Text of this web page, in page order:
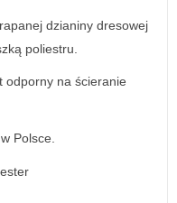
dzianiny dresowej
poliestru.
odporny na ścieranie
Polsce.